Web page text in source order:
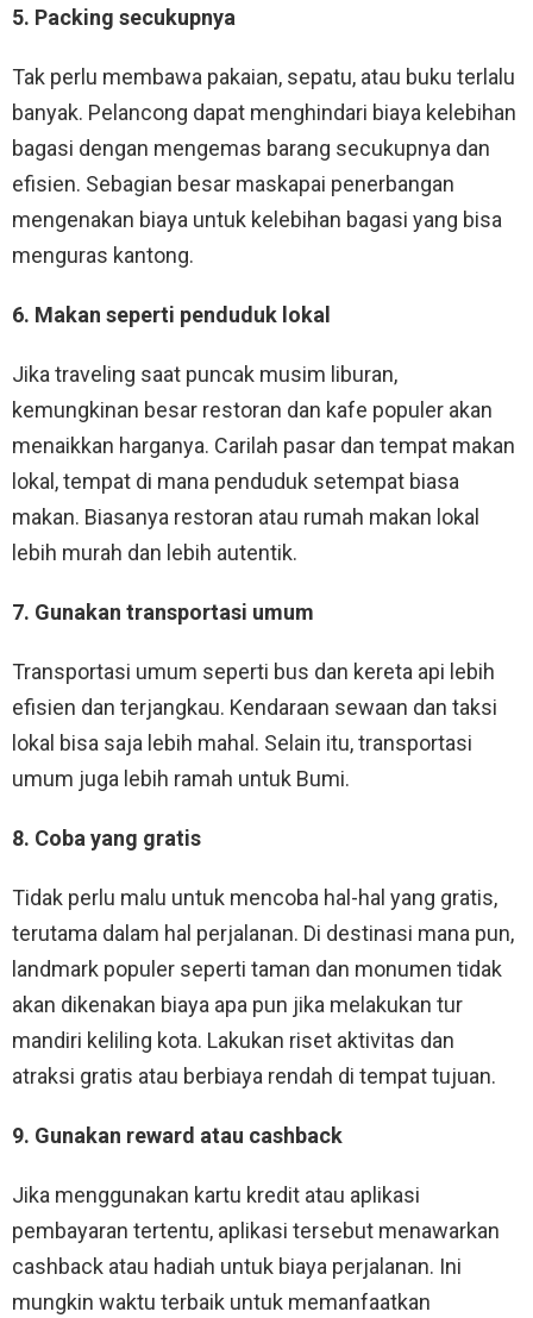
5. Packing secukupnya
Tak perlu membawa pakaian, sepatu, atau buku terlalu
banyak. Pelancong dapat menghindari biaya kelebihan
bagasi dengan mengemas barang secukupnya dan
efisien. Sebagian besar maskapai penerbangan
mengenakan biaya untuk kelebihan bagasi yang bisa
menguras kantong.
6. Makan seperti penduduk lokal
Jika traveling saat puncak musim liburan,
kemungkinan besar restoran dan kafe populer akan
menaikkan harganya. Carilah pasar dan tempat makan
lokal, tempat di mana penduduk setempat biasa
makan. Biasanya restoran atau rumah makan lokal
lebih murah dan lebih autentik.
7. Gunakan transportasi umum
Transportasi umum seperti bus dan kereta api lebih
efisien dan terjangkau. Kendaraan sewaan dan taksi
lokal bisa saja lebih mahal. Selain itu, transportasi
umum juga lebih ramah untuk Bumi.
8. Coba yang gratis
Tidak perlu malu untuk mencoba hal-hal yang gratis,
terutama dalam hal perjalanan. Di destinasi mana pun,
landmark populer seperti taman dan monumen tidak
akan dikenakan biaya apa pun jika melakukan tur
mandiri keliling kota. Lakukan riset aktivitas dan
atraksi gratis atau berbiaya rendah di tempat tujuan.
9. Gunakan reward atau cashback
Jika menggunakan kartu kredit atau aplikasi
pembayaran tertentu, aplikasi tersebut menawarkan
cashback atau hadiah untuk biaya perjalanan. Ini
mungkin waktu terbaik untuk memanfaatkan